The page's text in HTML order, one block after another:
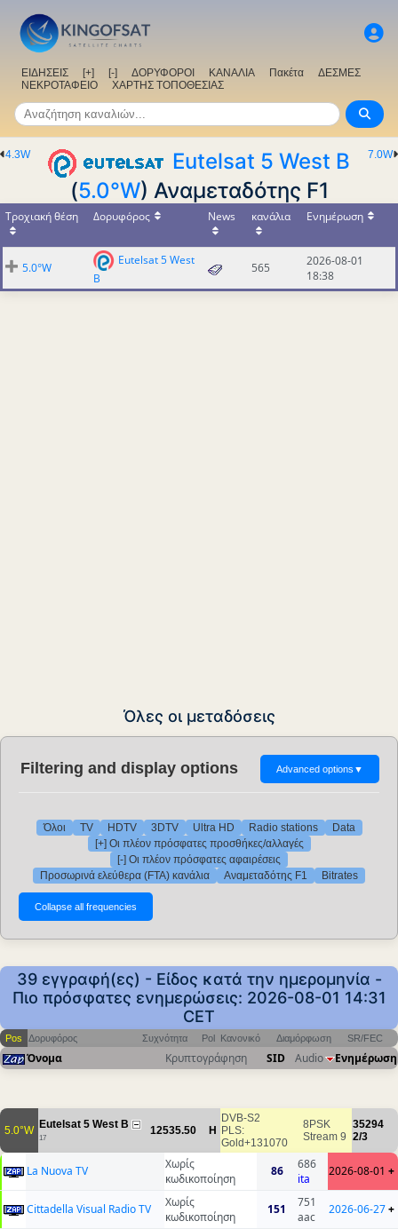
ΕΙΔΗΣΕΙΣ [+] [-] ΔΟΡΥΦΟΡΟΙ ΚΑΝΑΛΙΑ Πακέτα
ΔΕΣΜΕΣ
ΝΕΚΡΟΤΑΦΕΙΟ
ΧΑΡΤΗΣ ΤΟΠΟΘΕΣΙΑΣ
7.0W
4.3W
Eutelsat 5 West B
(5.0°W) Αναμεταδότης F1
Τροχιακή θέση Δορυφόρος News κανάλια Ενημέρωση
5.0°W
Eutelsat 5 West
B
565
2026-08-01
18:38
Όλες οι μεταδόσεις
Filtering and display options Advanced options ▼
Όλοι TV HDTV 3DTV Ultra HD Radio stations
Data
[+] Οι πλέον πρόσφατες προσθήκες/αλλαγές
[-] Οι πλέον πρόσφατες αφαιρέσεις
Προσωρινά ελεύθερα (FTA) κανάλια
Αναμεταδότης F1 Bitrates
39 εγγραφή(ες) - Είδος κατά την ημερομηνία -
Πιο πρόσφατες ενημερώσεις: 2026-08-01 14:31
CET
Pos Δορυφόρος Συχνότητα Pol Κανονικό Διαμόρφωση SR/FEC
Όνομα Κρυπτογράφηση SID Audio Ενημέρωση
5.0°W Eutelsat 5 West B
17
12535.50 H
DVB-S2
PLS:
Gold+131070
8PSK
Stream 9
35294
2/3
La Nuova TV
Χωρίς
κωδικοποίηση
86
686
ita
2026-08-01 +
Cittadella Visual Radio TV
Χωρίς
κωδικοποίηση
151
751
aac
2026-06-27+